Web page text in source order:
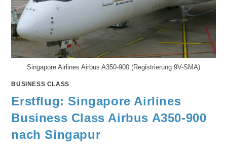
Singapore Airlines Airbus A350-900 (Registrierung 9V-SMA)
BUSINESS CLASS
Erstflug: Singapore Airlines
Business Class Airbus A350-900
nach Singapur